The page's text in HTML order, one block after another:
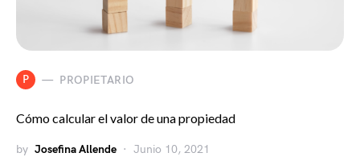
P PROPIETARIO
Cómo calcular el valor de una propiedad
by Josefina Allende Junio 10, 2021